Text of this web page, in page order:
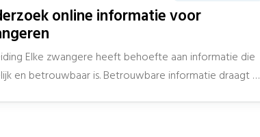
online informatie voor
Elke zwangere heeft behoefte aan informatie die
en betrouwbaar is. Betrouwbare informatie draagt bij